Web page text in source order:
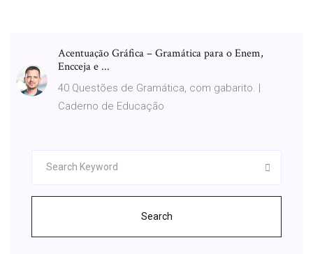
Acentuação Gráfica – Gramática para o Enem,
Encceja e ...
40 Questões de Gramática, com gabarito. |
Caderno de Educação
Search